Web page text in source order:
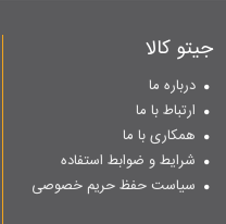
جیتو کالا
درباره ما
ارتباط با ما
همکاری با ما
شرایط و ضوابط استفاده
سیاست حفظ حریم خصوصی